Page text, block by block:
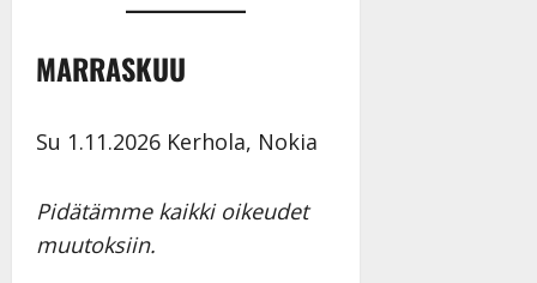
MARRASKUU
Su 1.11.2026 Kerhola, Nokia
Pidätämme kaikki oikeudet
muutoksiin.